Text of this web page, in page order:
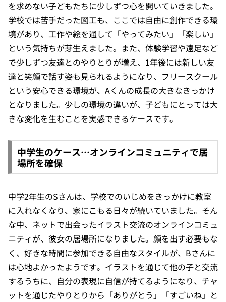
を求めない子どもたちに少しずつ心を開いていきました。
学校では苦手だった図工も、ここでは自由に創作できる環
境があり、工作や絵を通して「やってみたい」「楽しい」
という気持ちが芽生えました。また、体験学習や遠足など
で少しずつ友達とのやりとりが増え、1年後には新しい友
達と笑顔で話す姿も見られるようになり、フリースクール
という安心できる環境が、Aくんの成長の大きなきっかけ
となりました。少しの環境の違いが、子どもにとっては大
きな変化を生むことを実感できるケースです。
中学生のケース…オンラインコミュニティで居
場所を確保
中学2年生のSさんは、学校でのいじめをきっかけに教室
に入れなくなり、家にこもる日々が続いていました。そん
な中、ネットで出会ったイラスト交流のオンラインコミュ
ニティが、彼女の居場所になりました。顔を出す必要もな
く、好きな時間に参加できる自由なスタイルが、Bさんに
は心地よかったようです。イラストを通じて他の子と交流
するうちに、自分の表現に自信が持てるようになり、チャ
ットを通じたやりとりから「ありがとう」「すごいね」と